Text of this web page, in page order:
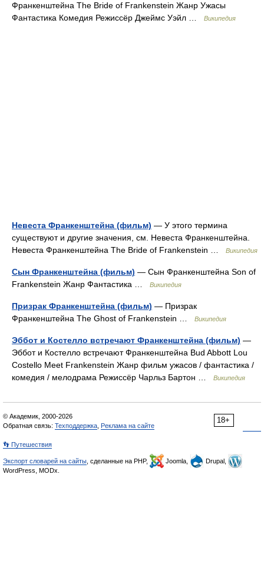
Франкенштейна The Bride of Frankenstein Жанр Ужасы
Фантастика Комедия Режиссёр Джеймс Уэйл …
Википедия
Невеста Франкенштейна (фильм) — У этого термина
существуют и другие значения, см. Невеста Франкенштейна.
Невеста Франкенштейна The Bride of Frankenstein …
Википедия
Сын Франкенштейна (фильм) — Сын Франкенштейна Son of
Frankenstein Жанр Фантастика …
Википедия
Призрак Франкенштейна (фильм) — Призрак
Франкенштейна The Ghost of Frankenstein …
Википедия
Эббот и Костелло встречают Франкенштейна (фильм) —
Эббот и Костелло встречают Франкенштейна Bud Abbott Lou
Costello Meet Frankenstein Жанр фильм ужасов / фантастика /
комедия / мелодрама Режиссёр Чарльз Бартон …
Википедия
18+
© Академик, 2000-2026
Обратная связь: Техподдержка Реклама на сайте
👣 Путешествия
Экспорт словарей на сайты , сделанные на PHP, Joomla,
Drupal,
WordPress, MODx.